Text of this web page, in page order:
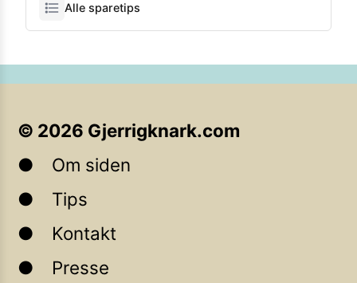
Alle sparetips
© 2026 Gjerrigknark.com
Om siden
Tips
Kontakt
Presse